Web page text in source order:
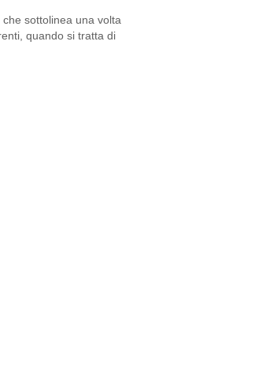
sottolinea una volta
quando si tratta di